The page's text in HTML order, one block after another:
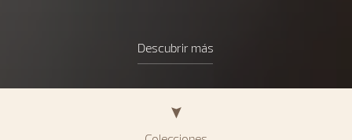
Descubrir más